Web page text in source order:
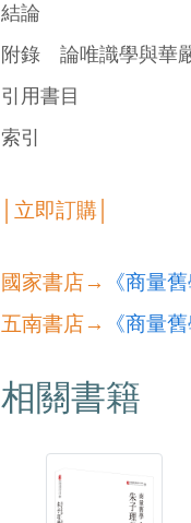
結論
附錄 論唯識學與華
引用書目
索引
│立即訂購│
國家書店→
《商量
五南書店→
《商量
相關書籍